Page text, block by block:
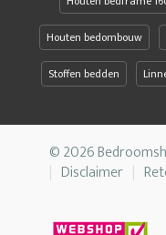
Houten bedombouw
Stoffen bedden
© 2026
Disclaimer